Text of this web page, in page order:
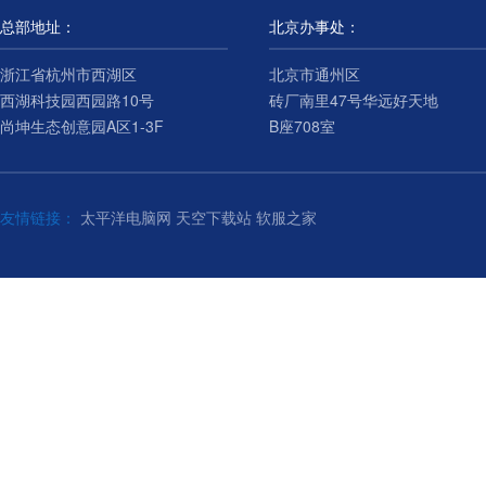
总部地址：
浙江省杭州市西湖区
西湖科技园西园路10号
尚坤生态创意园A区1-3F
北京办事处：
北京市通州区
砖厂南里47号华远好天地
B座708室
友情链接： 太平洋电脑网 天空下载站 软服之家